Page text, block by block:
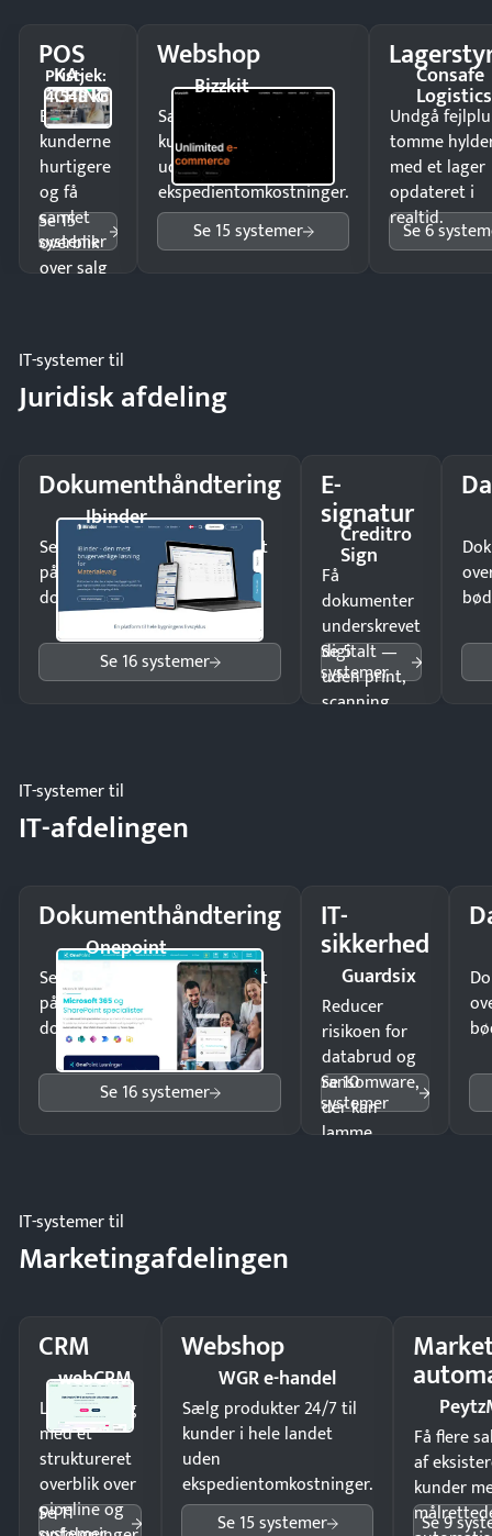
POS
KA-
CHING
Pristjek:
4.548 kr
Ekspedér
kunderne
hurtigere
og få
samlet
overblik
over salg
Se 15
systemer
Webshop
Bizzkit
Sælg produkter 24/7 til
kunder i hele landet
uden
ekspedientomkostninger.
Se 15 systemer
Consafe
Logistics
Undgå
tomme
med et lager
opdateret i
realtid.
Se 6
IT-systemer til
Juridisk afdeling
Dokumenthåndtering
Ibinder
Send kontrakter til underskrift
på minutter og mist ingen
dokumenter.
Se 16 systemer
E-
signatur
Creditro
Sign
Få
dokumenter
underskrevet
digitalt —
uden print,
scanning
Se 5
systemer
IT-systemer til
IT-afdelingen
Dokumenthåndtering
Onepoint
Send kontrakter til underskrift
på minutter og mist ingen
dokumenter.
Se 16 systemer
IT-
sikkerhed
Guardsix
Reducer
risikoen for
databrud og
ransomware,
der kan
lamme
Se 10
systemer
IT-systemer til
Marketingafdelingen
CRM
webCRM
Luk flere salg
med et
struktureret
overblik over
pipeline og
Se 11
Webshop
WGR e-handel
Sælg produkter 24/7 til
kunder i hele landet
uden
ekspedientomkostninger.
Se 15 systemer
Få flere
af
kunder
Se 9